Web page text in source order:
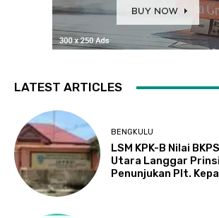
LATEST ARTICLES
BENGKULU
LSM KPK-B Nilai
Utara Langgar
Penunjukan Plt.